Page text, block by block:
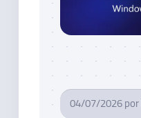
04/07/2026 por